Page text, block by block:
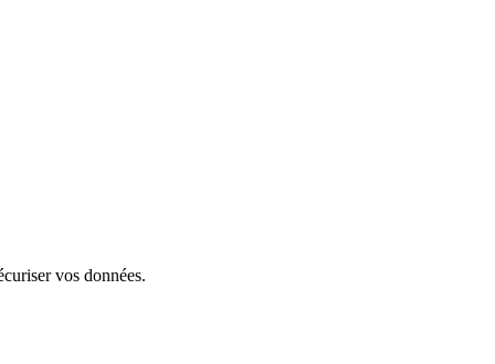
vos données.